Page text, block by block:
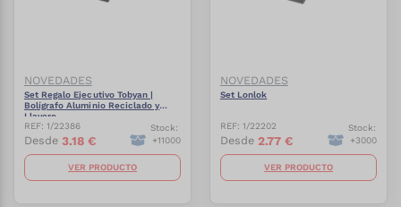
NOVEDADES
Set Regalo Ejecutivo Tobyan |
Bolígrafo Aluminio Reciclado y
Llavero
REF: 1/22386
Desde 3.18 €
Stock:
+11000
VER PRODUCTO
NOVEDADES
Set Lonlok
REF: 1/22202
Desde 2.77 €
Stock:
+3000
VER PRODUCTO